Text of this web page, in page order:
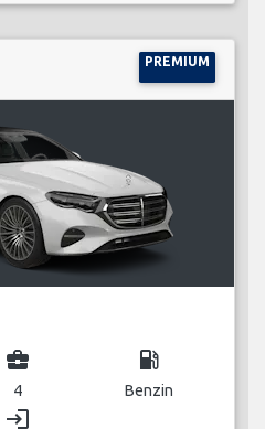
PREMIUM
business_center
4
local_gas_station
Benzin
login